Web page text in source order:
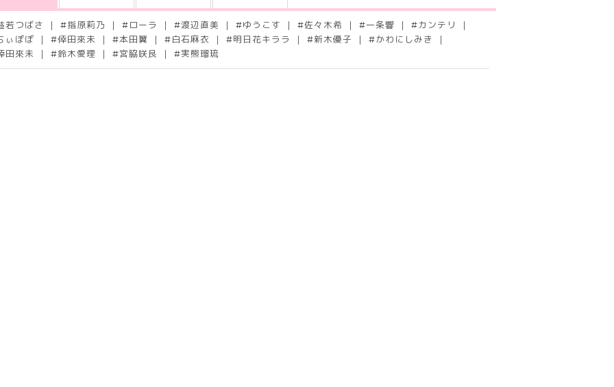
若つばさ #指原莉乃 # ローラ #渡辺直美 #ゆうこす #佐々木希 #一条響 # カンテリ
ぃぽぽ #倖田來未 #本田翼 # 白石麻衣 #明日花キララ #新木優子 #かわにしみき
田來未 #鈴木愛理 #宮脇咲良 #実熊瑠琉